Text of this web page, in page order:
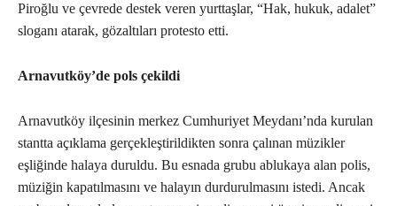
Piroğlu ve çevrede destek veren yurttaşlar, “Hak, hukuk, adalet”
sloganı atarak, gözaltıları protesto etti.
Arnavutköy’de pols çekildi
Arnavutköy ilçesinin merkez Cumhuriyet Meydanı’nda kurulan
stantta açıklama gerçekleştirildikten sonra çalınan müzikler
eşliğinde halaya duruldu. Bu esnada grubu ablukaya alan polis,
müziğin kapatılmasını ve halayın durdurulmasını istedi. Ancak